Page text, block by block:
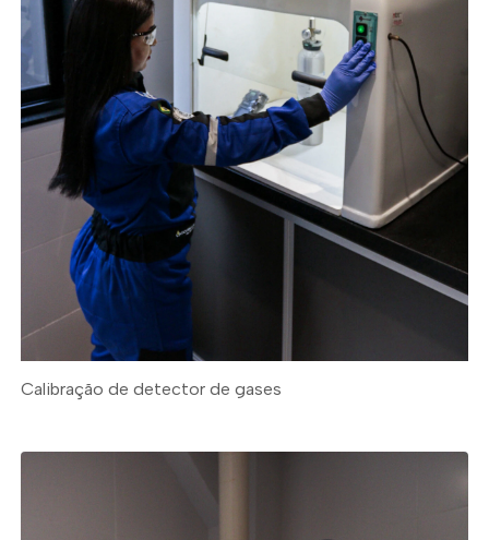
Calibração de detector de gases